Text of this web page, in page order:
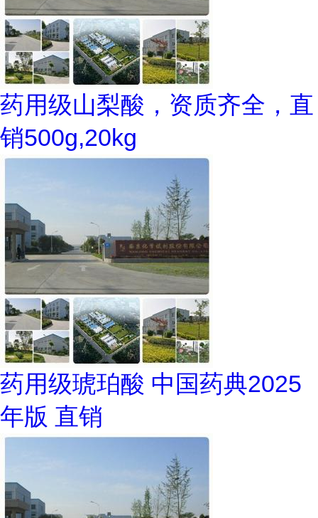
药用级山梨酸，资质齐全，直
销500g,20kg
药用级琥珀酸 中国药典2025
年版 直销